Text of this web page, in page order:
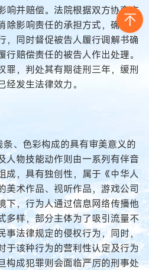
响并赔偿。法院根据双方协商方
除影响责任的承担方式，确保发
，同时督促被告人履行调解书确
赔偿责任的被告人作出处理。
罪，判处其有期徒刑三年，缓刑
发生法律效力。
条、色彩构成的具有审美意义的
人物技能动作则由一系列有伴音
成，具有独创性，属于《中华人
美术作品、视听作品，游戏公司
下，行为人通过信息网络传播他
多样，部分主体为了吸引流量不
事法律规定的侵权行为，同时，
于该种行为的营利性认定及行为
构成犯罪则会面临严厉的刑事处